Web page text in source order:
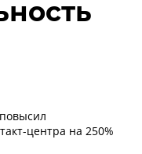
центра на 250%